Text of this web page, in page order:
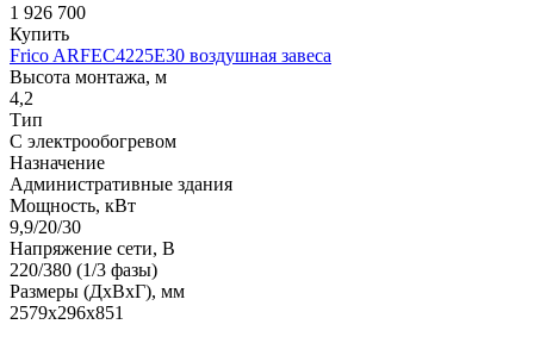
1 926 700
Купить
Frico ARFEC4225E30 воздушная завеса
Высота монтажа, м
4,2
Тип
С электрообогревом
Назначение
Административные здания
Мощность, кВт
9,9/20/30
Напряжение сети, В
220/380 (1/3 фазы)
Размеры (ДхВхГ), мм
2579x296x851